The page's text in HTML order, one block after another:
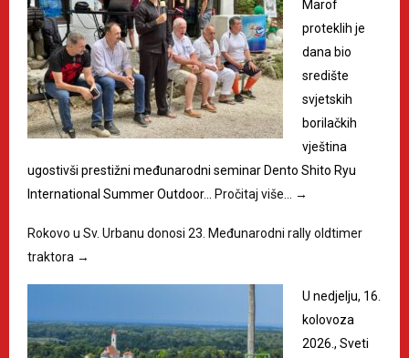
Marof
proteklih je
dana bio
središte
svjetskih
borilačkih
vještina
ugostivši prestižni međunarodni seminar Dento Shito Ryu
International Summer Outdoor…
Pročitaj više… →
Rokovo u Sv. Urbanu donosi 23. Međunarodni rally oldtimer
traktora →
U nedjelju, 16.
kolovoza
2026., Sveti